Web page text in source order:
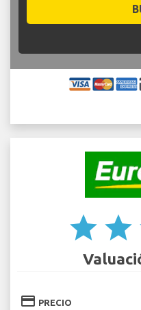
star star
credit_card PRECIO